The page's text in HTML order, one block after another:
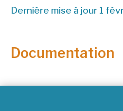
Dernière mise à jour 1
Documentation